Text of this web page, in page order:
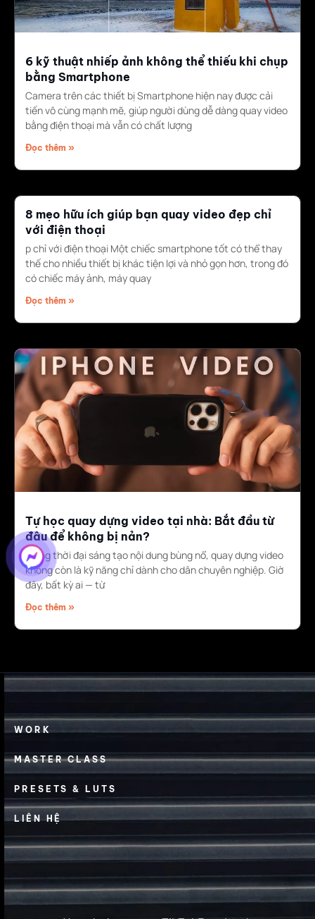
6 kỹ thuật nhiếp ảnh không thể thiếu khi chụp
bằng Smartphone
Camera trên các thiết bị Smartphone hiện nay được cải
tiến vô cùng mạnh mẽ, giúp người dùng dễ dàng quay video
bằng điện thoại mà vẫn có chất lượng
Đọc thêm »
8 mẹo hữu ích giúp bạn quay video đẹp chỉ
với điện thoại
p chỉ với điện thoại Một chiếc smartphone tốt có thể thay
thế cho nhiều thiết bị khác tiện lợi và nhỏ gọn hơn, trong đó
có chiếc máy ảnh, máy quay
Đọc thêm »
Tự học quay dựng video tại nhà: Bắt đầu từ
đâu để không bị nản?
Trong thời đại sáng tạo nội dung bùng nổ, quay dựng video
không còn là kỹ năng chỉ dành cho dân chuyên nghiệp. Giờ
đây, bất kỳ ai — từ
Đọc thêm »
WORK
MASTER CLASS
PRESETS & LUTS
LIÊN HỆ